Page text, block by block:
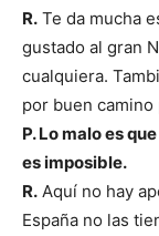
R. Te da mucha
gustado al gran
cualquiera.
por buen
P. Lo malo es
es imposible.
R. Aquí no hay
España no las